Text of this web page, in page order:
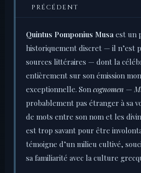
PRÉCÉDENT
Quintus Pomponius Musa est un
historiquement discret — il n’est
sources littéraires — dont la
entièrement sur son émission
exceptionnelle. Son cognomen —
probablement pas étranger à sa
de mots entre son nom et les
est trop savant pour être
témoigne d’un milieu cultivé,
sa familiarité avec la culture